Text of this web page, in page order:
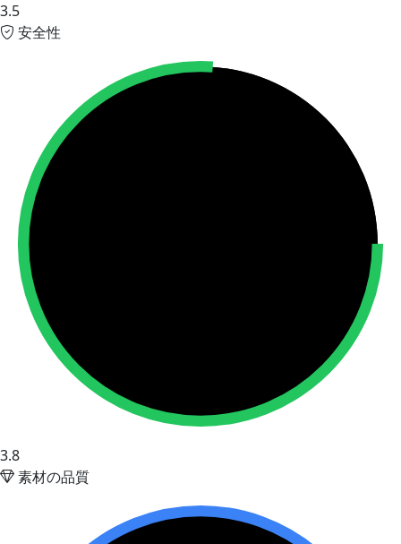
3.5
安全性
3.8
素材の品質